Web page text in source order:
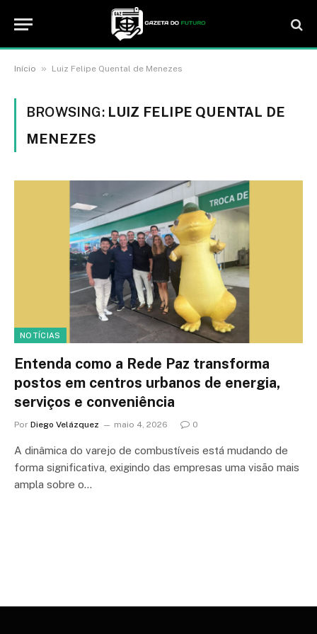
Início » Luiz Felipe Quental de Menezes
BROWSING: LUIZ FELIPE QUENTAL DE
MENEZES
NOTÍCIAS
Entenda como a Rede Paz transforma
postos em centros urbanos de energia,
serviços e conveniência
Por Diego Velázquez maio 4, 2026 0
A dinâmica do varejo de combustíveis está mudando de
forma significativa, exigindo das empresas uma visão mais
ampla sobre o…